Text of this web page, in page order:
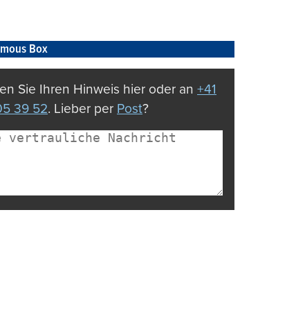
Box
Sie Ihren Hinweis hier oder an +41
39 52. Lieber per Post?